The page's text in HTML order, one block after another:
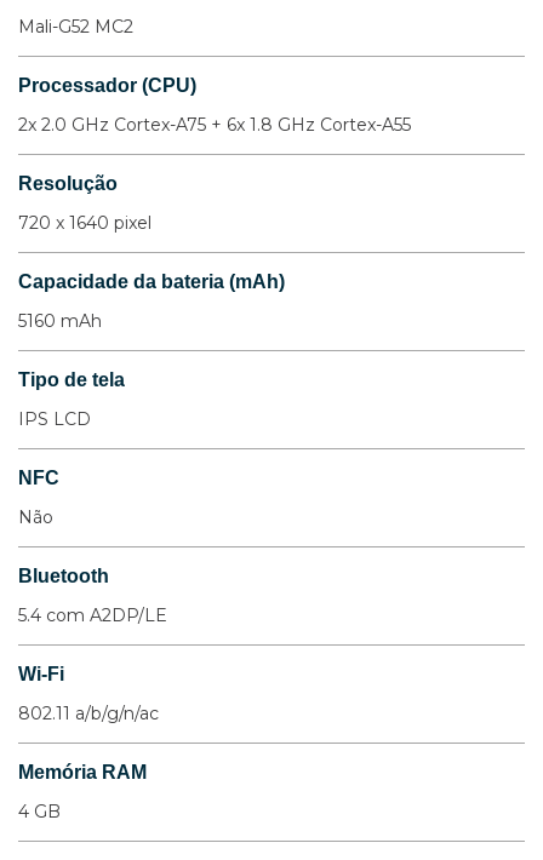
Mali-G52 MC2
Processador (CPU)
2x 2.0 GHz Cortex-A75 + 6x 1.8 GHz Cortex-A55
Resolução
720 x 1640 pixel
Capacidade da bateria (mAh)
5160 mAh
Tipo de tela
IPS LCD
NFC
Não
Bluetooth
5.4 com A2DP/LE
Wi-Fi
802.11 a/b/g/n/ac
Memória RAM
4 GB